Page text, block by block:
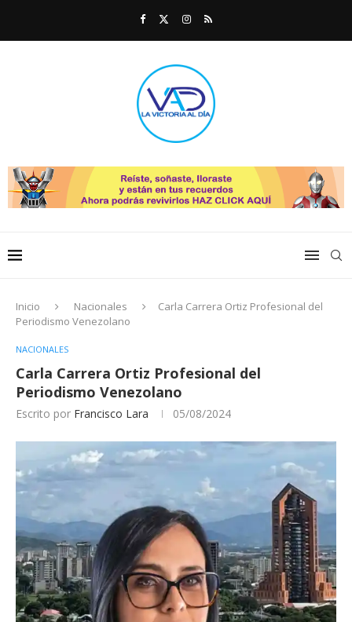
Inicio Nacionales
Carla Carrera Ortiz Profesional del
Periodismo Venezolano
NACIONALES
Carla Carrera Ortiz Profesional del
Periodismo Venezolano
Escrito por Francisco Lara 05/08/2024